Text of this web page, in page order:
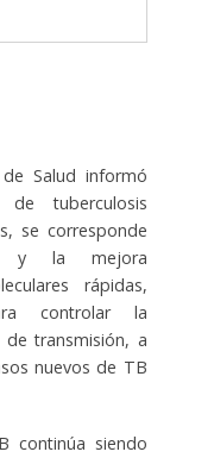
Salud informó
de tuberculosis
, se corresponde
y la mejora
rápidas,
controlar la
transmisión, a
nuevos de TB
continúa siendo